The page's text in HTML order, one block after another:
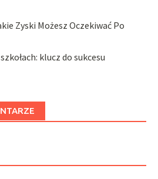
Zyski Możesz Oczekiwać Po
klucz do sukcesu